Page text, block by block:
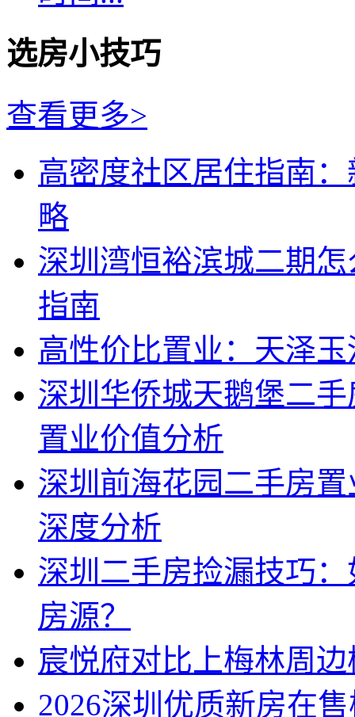
选房小技巧
查看更多>
高密度社区居住指南
略
深圳湾恒裕滨城二期
指南
高性价比置业：天泽
深圳华侨城天鹅堡二
置业价值分析
深圳前海花园二手房
深度分析
深圳二手房捡漏技巧
房源？
宸悦府对比上梅林周
2026深圳优质新房在